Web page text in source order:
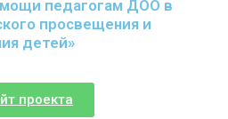
педагогам ДОО в
просвещения и
детей»
проекта